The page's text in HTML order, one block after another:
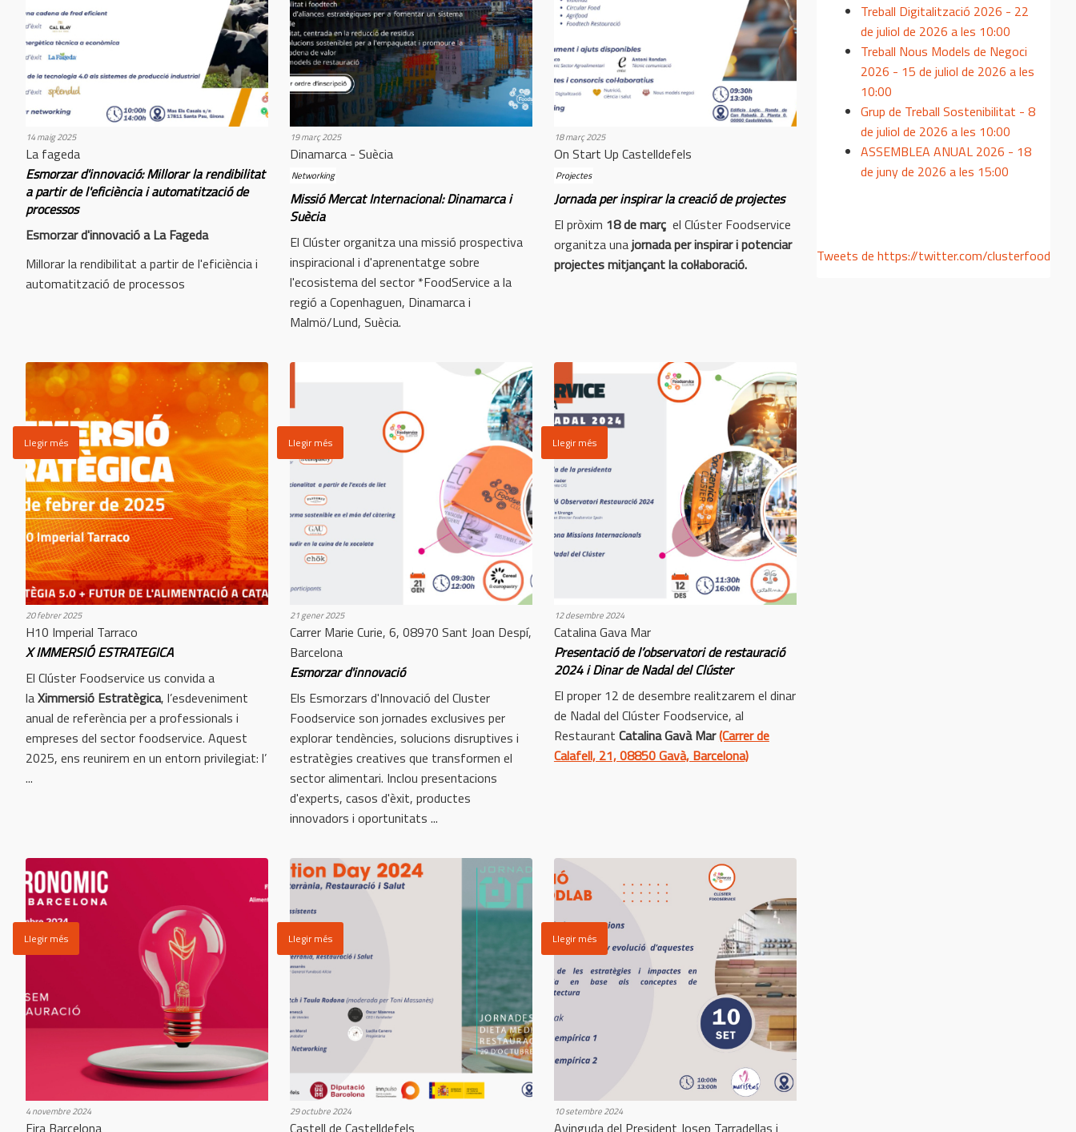
Esmorzar d'innovació: Millorar la rendibilitat
a partir de l'eficiència i automatització de
processos
La fageda
14 maig 2025
Esmorzar d'innovació a La Fageda
Millorar la rendibilitat a partir de l'eficiència i
automatització de processos
Missió Mercat Internacional: Dinamarca i
Suècia
Dinamarca - Suècia
Networking
19 març 2025
El Clúster organitza una missió prospectiva
inspiracional i d'aprenentatge sobre
l'ecosistema del sector *FoodService a la
regió a Copenhaguen, Dinamarca i
Malmö/Lund, Suècia.
Jornada per inspirar la creació de projectes
On Start Up Castelldefels
Projectes
18 març 2025
El pròxim 18 de marçel Clúster Foodservice
organitza unajornada per inspirar i potenciar
projectes mitjançant la col·laboració.
X IMMERSIÓ ESTRATEGICA
H10 Imperial Tarraco
20 febrer 2025
El Clúster Foodservice us convida a
laXimmersió Estratègica, l’esdeveniment
anual de referència per a professionals i
empreses del sector foodservice. Aquest
2025, ens reunirem en un entorn privilegiat: l’
...
Llegir més
Esmorzar d'innovació
Carrer Marie Curie, 6, 08970 Sant Joan Despí,
Barcelona
21 gener 2025
Els Esmorzars d'Innovació del Cluster
Foodservice son jornades exclusives per
explorar tendències, solucions disruptives i
estratègies creatives que transformen el
sector alimentari. Inclou presentacions
d'experts, casos d'èxit, productes
innovadors i oportunitats ...
Llegir més
Presentació de l’observatori de restauració
2024 i Dinar de Nadal del Clúster
Catalina Gava Mar
12 desembre 2024
El proper 12 de desembre realitzarem el dinar
de Nadal del Clúster Foodservice, al
Restaurant Catalina Gavà Mar(Carrer de
Calafell, 21, 08850 Gavà, Barcelona)
Llegir més
4 novembre 2024
Llegir més
29 octubre 2024
Llegir més
10 setembre 2024
Llegir més
Treball Digitalització 2026 - 22
de juliol de 2026 a les 10:00
Treball Nous Models de Negoci
2026 - 15 de juliol de 2026 a les
10:00
Grup de Treball Sostenibilitat - 8
de juliol de 2026 a les 10:00
ASSEMBLEA ANUAL 2026 - 18
de juny de 2026 a les 15:00
Tweets de https://twitter.com/clusterfood